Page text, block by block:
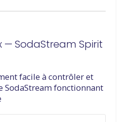
— SodaStream Spirit
facile à contrôler et
SodaStream fonctionnant